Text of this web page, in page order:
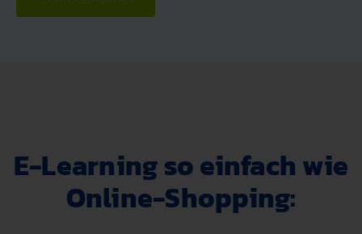
E-Learning so einfach wie
Online-Shopping: